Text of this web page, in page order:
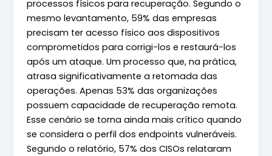
processos físicos para recuperação. Segundo o
mesmo levantamento, 59% das empresas
precisam ter acesso físico aos dispositivos
comprometidos para corrigi-los e restaurá-los
após um ataque. Um processo que, na prática,
atrasa significativamente a retomada das
operações. Apenas 53% das organizações
possuem capacidade de recuperação remota.
Esse cenário se torna ainda mais crítico quando
se considera o perfil dos endpoints vulneráveis.
Segundo o relatório, 57% dos CISOs relataram